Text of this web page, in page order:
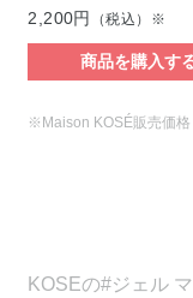
2,200円
（税込）※
商品を購入す
※Maison KOSÉ販売価格
KOSEの#ジェル